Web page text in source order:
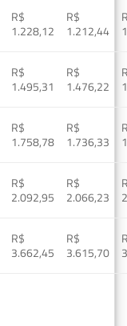
R$
1.228,12
R$
1.212,44
R$
1.495,31
R$
1.476,22
R$
1.758,78
R$
1.736,33
R$
2.092,95
R$
2.066,23
R$
3.662,45
R$
3.615,70